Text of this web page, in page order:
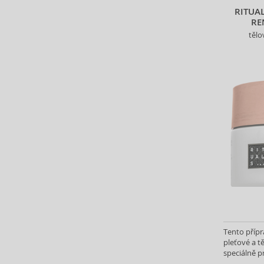
Tento
pleťové a
speciálně